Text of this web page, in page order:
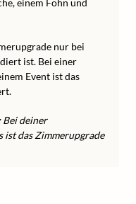
einem Föhn und
nur bei
ist. Bei einer
Event ist das
Bei deiner
ist das Zimmerupgrade